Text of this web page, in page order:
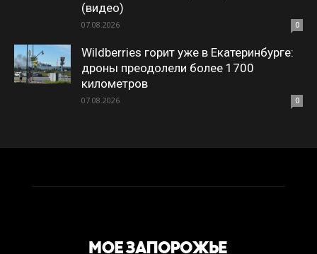
(видео)
07.08.2026 0
Wildberries горит уже в Екатеринбурге:
дроны преодолели более 1700
километров
07.08.2026 0